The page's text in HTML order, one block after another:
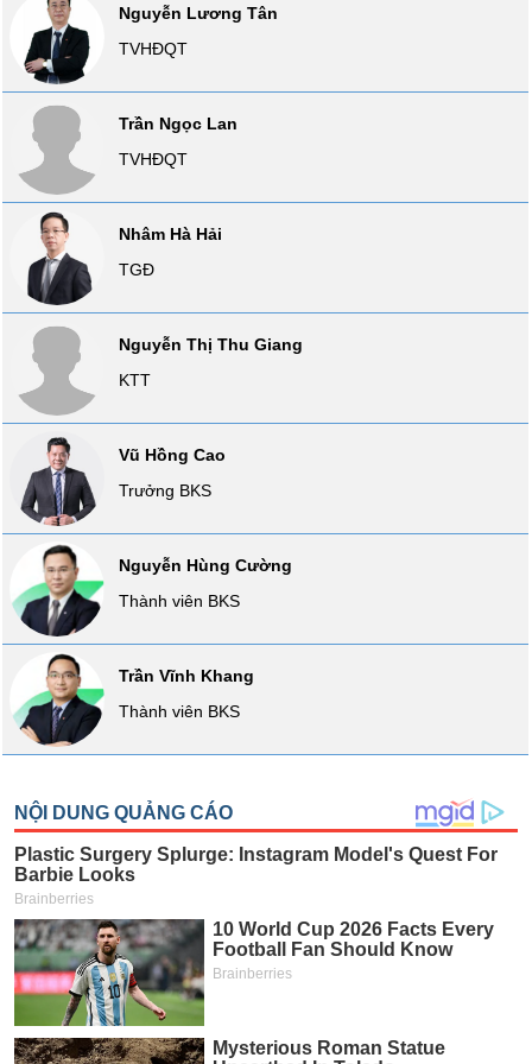
Nguyễn Lương Tân
TVHĐQT
Trần Ngọc Lan
TVHĐQT
Nhâm Hà Hải
TGĐ
Nguyễn Thị Thu Giang
KTT
Vũ Hồng Cao
Trưởng BKS
Nguyễn Hùng Cường
Thành viên BKS
Trần Vĩnh Khang
Thành viên BKS
SÓC
SỨC
KHỎE
CHÍNH
CÔNG
NGHỆ
THÔNG
DỊCH
VỤ
TRUYỀN
THÔNG
TIỆN
ÍCH
BẤT
ĐỘNG
SẢN
Mã
chứng
khoán
(-)